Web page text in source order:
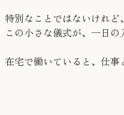
特別なことではないけれど、
この小さな儀式が、一日の
在宅で働いていると、仕事